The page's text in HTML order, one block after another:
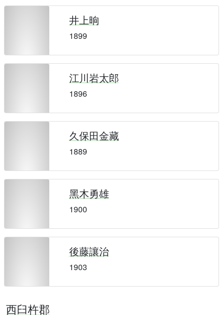
井上晌
1899
江川岩太郎
1896
久保田金藏
1889
黑木勇雄
1900
後藤讓治
1903
西臼杵郡